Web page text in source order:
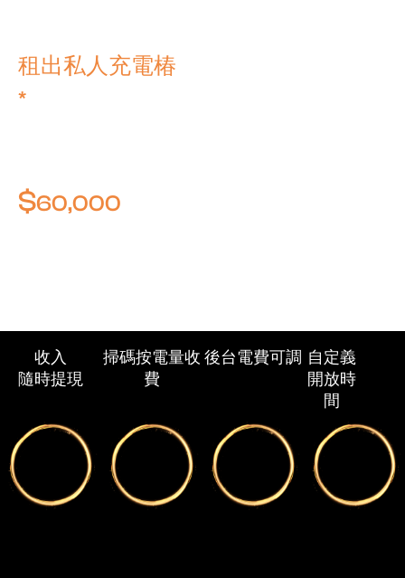
租出私人充電椿
*
$60,000
收入
隨時提現
掃碼按電量收
費
後台電費可調 自定義
開放時
間